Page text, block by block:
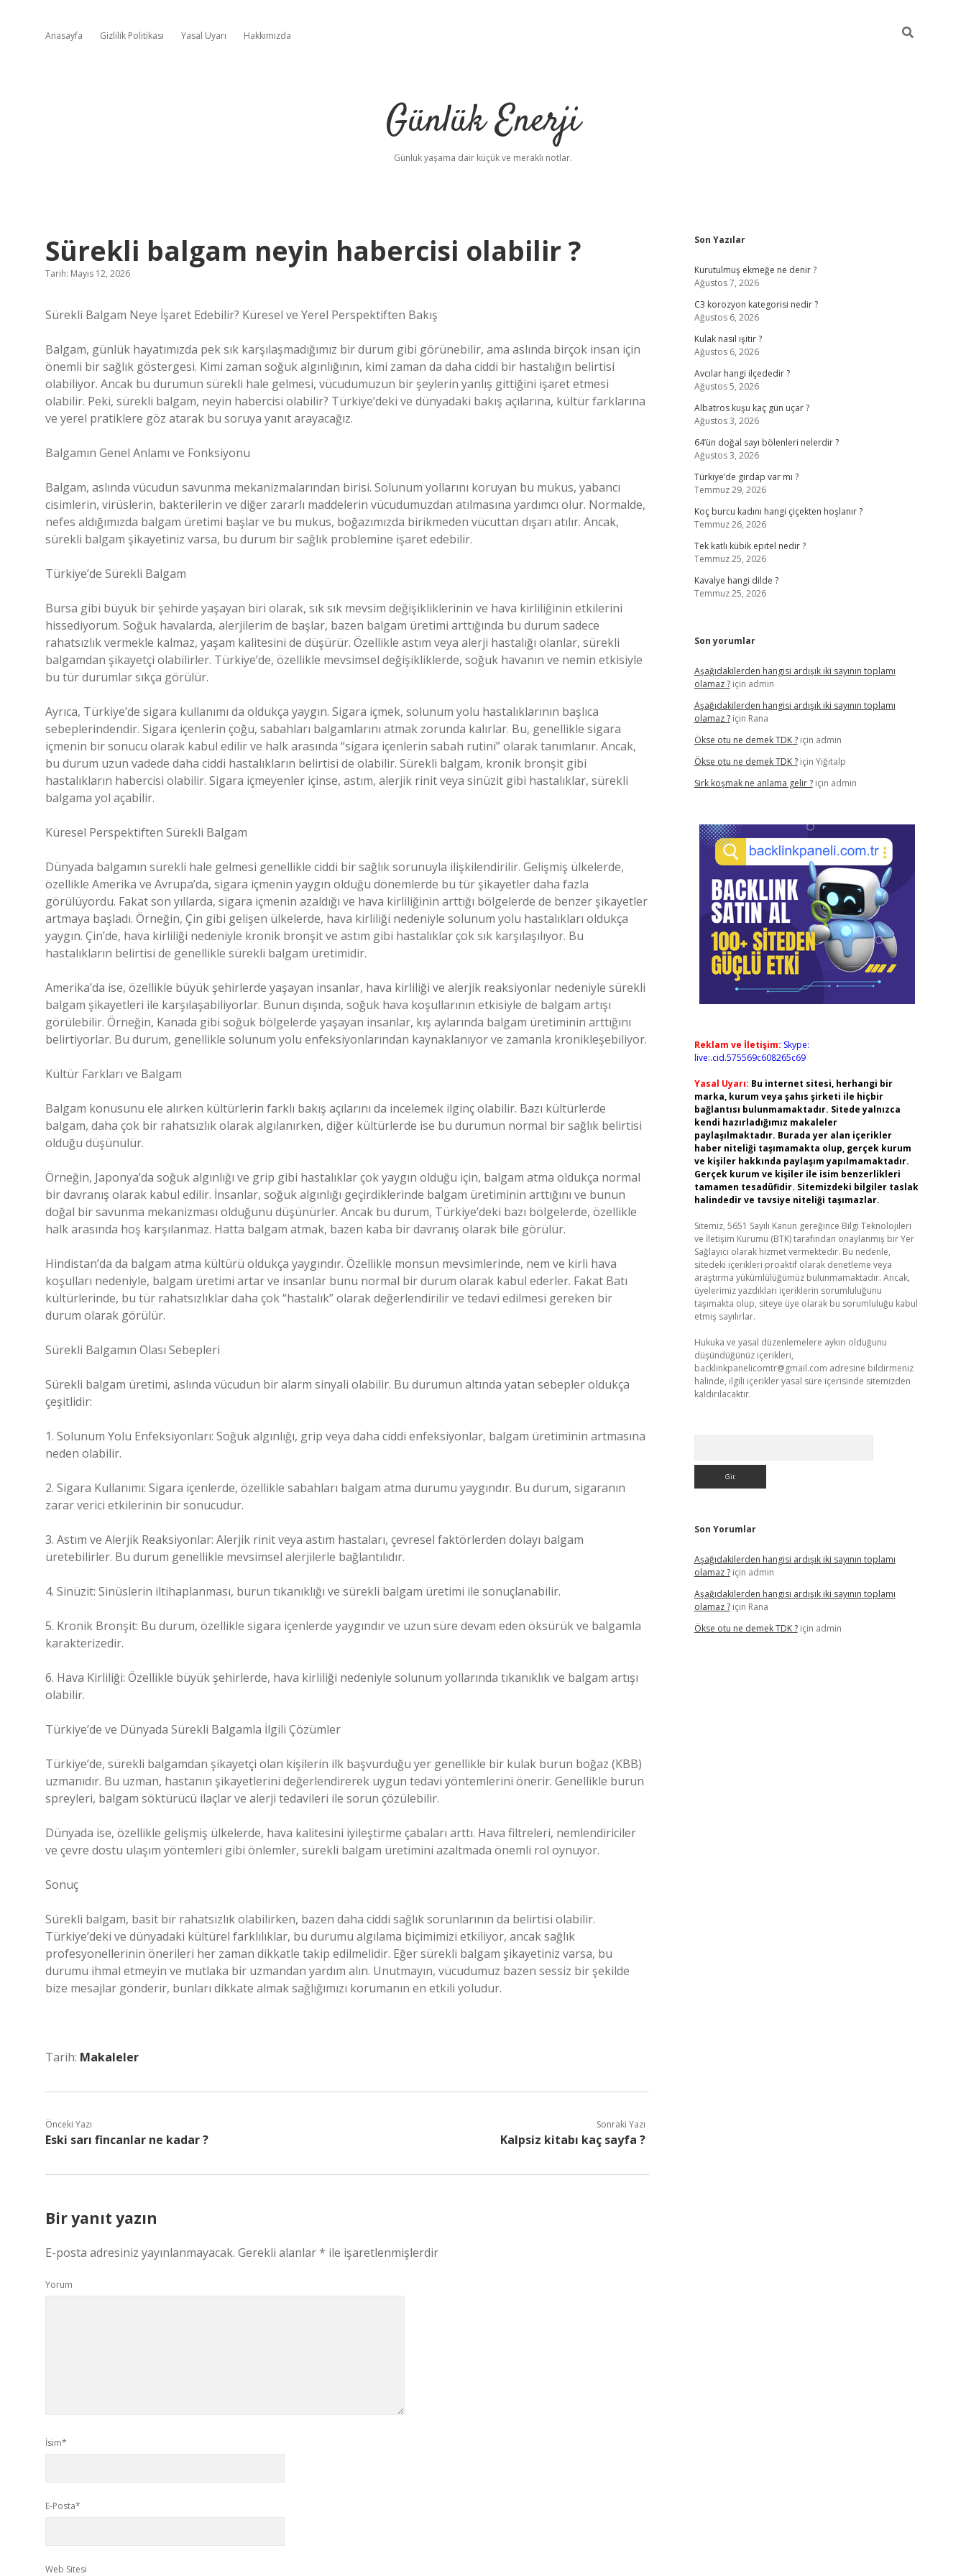
Anasayfa Gizlilik Politikası Yasal Uyarı Hakkımızda
Günlük Enerji
Günlük yaşama dair küçük ve meraklı notlar.
Sürekli balgam neyin habercisi olabilir ?
Tarih: Mayıs 12, 2026
Sürekli Balgam Neye İşaret Edebilir? Küresel ve Yerel Perspektiften Bakış
Balgam, günlük hayatımızda pek sık karşılaşmadığımız bir durum gibi görünebilir, ama aslında birçok insan için
önemli bir sağlık göstergesi. Kimi zaman soğuk algınlığının, kimi zaman da daha ciddi bir hastalığın belirtisi
olabiliyor. Ancak bu durumun sürekli hale gelmesi, vücudumuzun bir şeylerin yanlış gittiğini işaret etmesi
olabilir. Peki, sürekli balgam, neyin habercisi olabilir? Türkiye’deki ve dünyadaki bakış açılarına, kültür farklarına
ve yerel pratiklere göz atarak bu soruya yanıt arayacağız.
Balgamın Genel Anlamı ve Fonksiyonu
Balgam, aslında vücudun savunma mekanizmalarından birisi. Solunum yollarını koruyan bu mukus, yabancı
cisimlerin, virüslerin, bakterilerin ve diğer zararlı maddelerin vücudumuzdan atılmasına yardımcı olur. Normalde,
nefes aldığımızda balgam üretimi başlar ve bu mukus, boğazımızda birikmeden vücuttan dışarı atılır. Ancak,
sürekli balgam şikayetiniz varsa, bu durum bir sağlık problemine işaret edebilir.
Türkiye’de Sürekli Balgam
Bursa gibi büyük bir şehirde yaşayan biri olarak, sık sık mevsim değişikliklerinin ve hava kirliliğinin etkilerini
hissediyorum. Soğuk havalarda, alerjilerim de başlar, bazen balgam üretimi arttığında bu durum sadece
rahatsızlık vermekle kalmaz, yaşam kalitesini de düşürür. Özellikle astım veya alerji hastalığı olanlar, sürekli
balgamdan şikayetçi olabilirler. Türkiye’de, özellikle mevsimsel değişikliklerde, soğuk havanın ve nemin etkisiyle
bu tür durumlar sıkça görülür.
Ayrıca, Türkiye’de sigara kullanımı da oldukça yaygın. Sigara içmek, solunum yolu hastalıklarının başlıca
sebeplerindendir. Sigara içenlerin çoğu, sabahları balgamlarını atmak zorunda kalırlar. Bu, genellikle sigara
içmenin bir sonucu olarak kabul edilir ve halk arasında “sigara içenlerin sabah rutini” olarak tanımlanır. Ancak,
bu durum uzun vadede daha ciddi hastalıkların belirtisi de olabilir. Sürekli balgam, kronik bronşit gibi
hastalıkların habercisi olabilir. Sigara içmeyenler içinse, astım, alerjik rinit veya sinüzit gibi hastalıklar, sürekli
balgama yol açabilir.
Küresel Perspektiften Sürekli Balgam
Dünyada balgamın sürekli hale gelmesi genellikle ciddi bir sağlık sorunuyla ilişkilendirilir. Gelişmiş ülkelerde,
özellikle Amerika ve Avrupa’da, sigara içmenin yaygın olduğu dönemlerde bu tür şikayetler daha fazla
görülüyordu. Fakat son yıllarda, sigara içmenin azaldığı ve hava kirliliğinin arttığı bölgelerde de benzer şikayetler
artmaya başladı. Örneğin, Çin gibi gelişen ülkelerde, hava kirliliği nedeniyle solunum yolu hastalıkları oldukça
yaygın. Çin’de, hava kirliliği nedeniyle kronik bronşit ve astım gibi hastalıklar çok sık karşılaşılıyor. Bu
hastalıkların belirtisi de genellikle sürekli balgam üretimidir.
Amerika’da ise, özellikle büyük şehirlerde yaşayan insanlar, hava kirliliği ve alerjik reaksiyonlar nedeniyle sürekli
balgam şikayetleri ile karşılaşabiliyorlar. Bunun dışında, soğuk hava koşullarının etkisiyle de balgam artışı
görülebilir. Örneğin, Kanada gibi soğuk bölgelerde yaşayan insanlar, kış aylarında balgam üretiminin arttığını
belirtiyorlar. Bu durum, genellikle solunum yolu enfeksiyonlarından kaynaklanıyor ve zamanla kronikleşebiliyor.
Kültür Farkları ve Balgam
Balgam konusunu ele alırken kültürlerin farklı bakış açılarını da incelemek ilginç olabilir. Bazı kültürlerde
balgam, daha çok bir rahatsızlık olarak algılanırken, diğer kültürlerde ise bu durumun normal bir sağlık belirtisi
olduğu düşünülür.
Örneğin, Japonya’da soğuk algınlığı ve grip gibi hastalıklar çok yaygın olduğu için, balgam atma oldukça normal
bir davranış olarak kabul edilir. İnsanlar, soğuk algınlığı geçirdiklerinde balgam üretiminin arttığını ve bunun
doğal bir savunma mekanizması olduğunu düşünürler. Ancak bu durum, Türkiye’deki bazı bölgelerde, özellikle
halk arasında hoş karşılanmaz. Hatta balgam atmak, bazen kaba bir davranış olarak bile görülür.
Hindistan’da da balgam atma kültürü oldukça yaygındır. Özellikle monsun mevsimlerinde, nem ve kirli hava
koşulları nedeniyle, balgam üretimi artar ve insanlar bunu normal bir durum olarak kabul ederler. Fakat Batı
kültürlerinde, bu tür rahatsızlıklar daha çok “hastalık” olarak değerlendirilir ve tedavi edilmesi gereken bir
durum olarak görülür.
Sürekli Balgamın Olası Sebepleri
Sürekli balgam üretimi, aslında vücudun bir alarm sinyali olabilir. Bu durumun altında yatan sebepler oldukça
çeşitlidir:
1. Solunum Yolu Enfeksiyonları: Soğuk algınlığı, grip veya daha ciddi enfeksiyonlar, balgam üretiminin artmasına
neden olabilir.
2. Sigara Kullanımı: Sigara içenlerde, özellikle sabahları balgam atma durumu yaygındır. Bu durum, sigaranın
zarar verici etkilerinin bir sonucudur.
3. Astım ve Alerjik Reaksiyonlar: Alerjik rinit veya astım hastaları, çevresel faktörlerden dolayı balgam
üretebilirler. Bu durum genellikle mevsimsel alerjilerle bağlantılıdır.
4. Sinüzit: Sinüslerin iltihaplanması, burun tıkanıklığı ve sürekli balgam üretimi ile sonuçlanabilir.
5. Kronik Bronşit: Bu durum, özellikle sigara içenlerde yaygındır ve uzun süre devam eden öksürük ve balgamla
karakterizedir.
6. Hava Kirliliği: Özellikle büyük şehirlerde, hava kirliliği nedeniyle solunum yollarında tıkanıklık ve balgam artışı
olabilir.
Türkiye’de ve Dünyada Sürekli Balgamla İlgili Çözümler
Türkiye’de, sürekli balgamdan şikayetçi olan kişilerin ilk başvurduğu yer genellikle bir kulak burun boğaz (KBB)
uzmanıdır. Bu uzman, hastanın şikayetlerini değerlendirerek uygun tedavi yöntemlerini önerir. Genellikle burun
spreyleri, balgam söktürücü ilaçlar ve alerji tedavileri ile sorun çözülebilir.
Dünyada ise, özellikle gelişmiş ülkelerde, hava kalitesini iyileştirme çabaları arttı. Hava filtreleri, nemlendiriciler
ve çevre dostu ulaşım yöntemleri gibi önlemler, sürekli balgam üretimini azaltmada önemli rol oynuyor.
Sonuç
Sürekli balgam, basit bir rahatsızlık olabilirken, bazen daha ciddi sağlık sorunlarının da belirtisi olabilir.
Türkiye’deki ve dünyadaki kültürel farklılıklar, bu durumu algılama biçimimizi etkiliyor, ancak sağlık
profesyonellerinin önerileri her zaman dikkatle takip edilmelidir. Eğer sürekli balgam şikayetiniz varsa, bu
durumu ihmal etmeyin ve mutlaka bir uzmandan yardım alın. Unutmayın, vücudumuz bazen sessiz bir şekilde
bize mesajlar gönderir, bunları dikkate almak sağlığımızı korumanın en etkili yoludur.
Tarih: Makaleler
Önceki Yazı
Eski sarı fincanlar ne kadar ?
Sonraki Yazı
Kalpsiz kitabı kaç sayfa ?
Bir yanıt yazın
E-posta adresiniz yayınlanmayacak. Gerekli alanlar* ile işaretlenmişlerdir
Yorum
İsim*
E-Posta*
Web Sitesi
Sidebar
Son Yazılar
Kurutulmuş ekmeğe ne denir ?
Ağustos 7, 2026
C3 korozyon kategorisi nedir ?
Ağustos 6, 2026
Kulak nasıl işitir ?
Ağustos 6, 2026
Avcılar hangi ilçededir ?
Ağustos 5, 2026
Albatros kuşu kaç gün uçar ?
Ağustos 3, 2026
64’ün doğal sayı bölenleri nelerdir ?
Ağustos 3, 2026
Türkiye’de girdap var mı ?
Temmuz 29, 2026
Koç burcu kadını hangi çiçekten hoşlanır ?
Temmuz 26, 2026
Tek katlı kübik epitel nedir ?
Temmuz 25, 2026
Kavalye hangi dilde ?
Temmuz 25, 2026
Son yorumlar
Aşağıdakilerden hangisi ardışık iki sayının toplamı
olamaz ?için admin
Aşağıdakilerden hangisi ardışık iki sayının toplamı
olamaz ?için Rana
Ökse otu ne demek TDK ?için admin
Ökse otu ne demek TDK ?için Yiğitalp
Sirk koşmak ne anlama gelir ?için admin
Reklam ve İletişim: Skype:
live:.cid.575569c608265c69
Yasal Uyarı: Bu internet sitesi, herhangi bir
marka, kurum veya şahıs şirketi ile hiçbir
bağlantısı bulunmamaktadır. Sitede yalnızca
kendi hazırladığımız makaleler
paylaşılmaktadır. Burada yer alan içerikler
haber niteliği taşımamakta olup, gerçek kurum
ve kişiler hakkında paylaşım yapılmamaktadır.
Gerçek kurum ve kişiler ile isim benzerlikleri
tamamen tesadüfidir. Sitemizdeki bilgiler taslak
halindedir ve tavsiye niteliği taşımazlar.
Sitemiz, 5651 Sayılı Kanun gereğince Bilgi Teknolojileri
ve İletişim Kurumu (BTK) tarafından onaylanmış bir Yer
Sağlayıcı olarak hizmet vermektedir. Bu nedenle,
sitedeki içerikleri proaktif olarak denetleme veya
araştırma yükümlülüğümüz bulunmamaktadır. Ancak,
üyelerimiz yazdıkları içeriklerin sorumluluğunu
taşımakta olup, siteye üye olarak bu sorumluluğu kabul
etmiş sayılırlar.
Hukuka ve yasal düzenlemelere aykırı olduğunu
düşündüğünüz içerikleri,
backlinkpanelicomtr@gmail.com adresine bildirmeniz
halinde, ilgili içerikler yasal süre içerisinde sitemizden
kaldırılacaktır.
Son Yorumlar
Aşağıdakilerden hangisi ardışık iki sayının toplamı
olamaz ?için admin
Aşağıdakilerden hangisi ardışık iki sayının toplamı
olamaz ?için Rana
Ökse otu ne demek TDK ?için admin
elexbet yeni adresi